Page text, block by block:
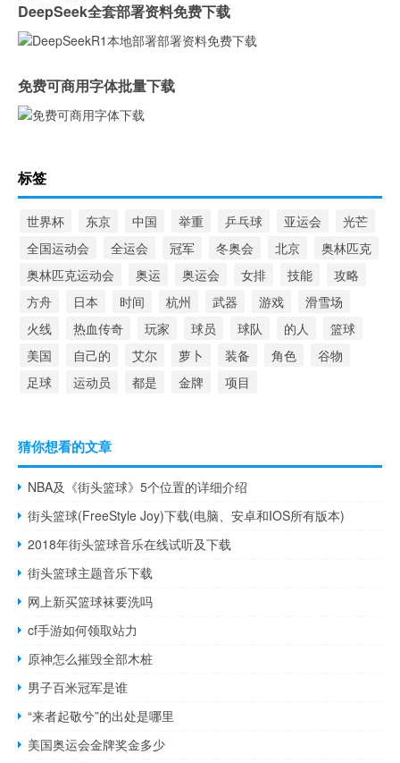
DeepSeek全套部署资料免费下载
免费可商用字体批量下载
标签
世界杯 东京 中国 举重 乒乓球 亚运会
光芒
全国运动会
全运会 冠军 冬奥会 北京
奥林匹克
奥林匹克运动会
奥运 奥运会 女排 技能
攻略
方舟
日本 时间 杭州 武器 游戏
滑雪场
火线
热血传奇 玩家 球员 球队 的人
篮球
美国
自己的 艾尔 萝卜 装备 角色
谷物
足球
运动员 都是 金牌 项目
猜你想看的文章
NBA及《街头篮球》5个位置的详细介绍
街头篮球(FreeStyle Joy)下载(电脑、安卓和IOS所有版本)
2018年街头篮球音乐在线试听及下载
街头篮球主题音乐下载
网上新买篮球袜要洗吗
cf手游如何领取站力
原神怎么摧毁全部木桩
男子百米冠军是谁
“来者起敬兮”的出处是哪里
美国奥运会金牌奖金多少